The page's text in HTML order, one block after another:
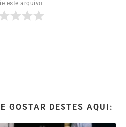
este arquivo
GOSTAR DESTES AQUI: